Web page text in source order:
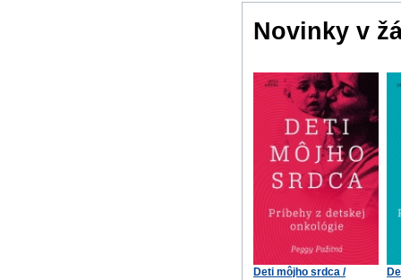
Novinky v
Deti môjho srdca /